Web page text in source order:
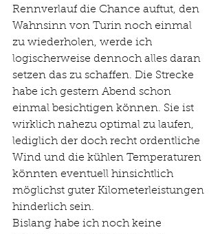
Rennverlauf die Chance auftut, den
Wahnsinn von Turin noch einmal
zu wiederholen, werde ich
logischerweise dennoch alles daran
setzen das zu schaffen. Die Strecke
habe ich gestern Abend schon
einmal besichtigen können. Sie ist
wirklich nahezu optimal zu laufen,
lediglich der doch recht ordentliche
Wind und die kühlen Temperaturen
könnten eventuell hinsichtlich
möglichst guter Kilometerleistungen
hinderlich sein.
Bislang habe ich noch keine